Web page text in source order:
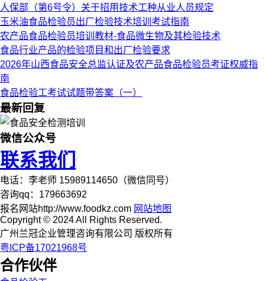
人保部（第6号令）关于招用技术工种从业人员规定
玉米油食品检验员出厂检验技术培训考试指南
农产品食品检验员培训教材-食品微生物及其检验技术
食品行业产品的检验项目和出厂检验要求
2026年山西食品安全总监认证及农产品食品检验员考证权威指
南
食品检验工考试试题带答案（一）
最新回复
微信公众号
联系我们
电话：李老师 15989114650（微信同号）
咨询qq：179663692
报名网站http://www.foodkz.com 网站地图
Copyright © 2024 All Rights Reserved.
广州兰冠企业管理咨询有限公司 版权所有
粤ICP备17021968号
合作伙伴